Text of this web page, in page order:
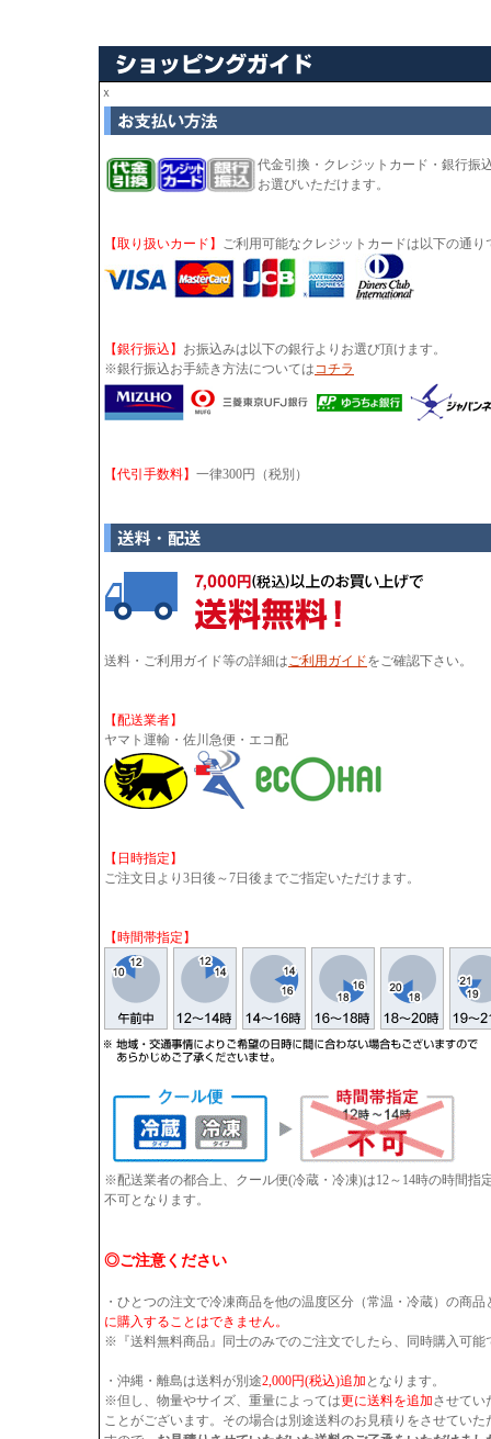
ｘ
代金引換・クレジットカード・銀行振
お選びいただけます。
【取り扱いカード】 ご利用可能なクレジットカードは以下の通り
【銀行振込】 お振込みは以下の銀行よりお選び頂けます。
※銀行振込お手続き方法についてはコチラ
【代引手数料】 一律300円（税別）
送料・ご利用ガイド等の詳細はご利用ガイドをご確認下さい。
【配送業者】
ヤマト運輸・佐川急便・エコ配
【日時指定】
ご注文日より3日後～7日後までご指定いただけます。
【時間帯指定】
※配送業者の都合上、クール便(冷蔵・冷凍)は12～14時の時間
不可となります。
◎ご注意ください
・ひとつの注文で冷凍商品を他の温度区分（常温・冷蔵）の商品
に購入することはできません。
※『送料無料商品』同士のみでのご注文でしたら、同時購入可能
・沖縄・離島は送料が別途2,000円(税込)追加 となります。
※但し、物量やサイズ、重量によっては更に送料を追加させてい
ことがございます。その場合は別途送料のお見積りをさせていた